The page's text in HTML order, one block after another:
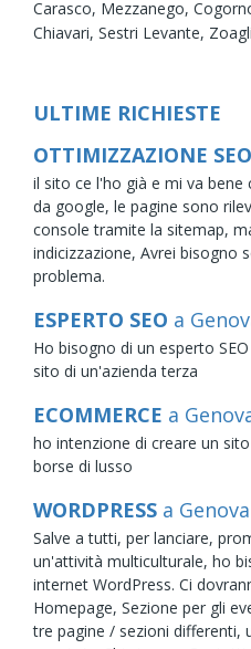
Carasco, Mezzanego,
Chiavari, Sestri Levante,
ULTIME RICHIESTE
OTTIMIZZAZIONE SEO
il sito ce l'ho già e mi va
da google, le pagine sono
console tramite la sitemap,
indicizzazione, Avrei bisogno
problema.
ESPERTO SEO a
Ho bisogno di un esperto
sito di un'azienda terza
ECOMMERCE a
ho intenzione di creare un
borse di lusso
WORDPRESS a Genova
Salve a tutti, per lanciare,
un'attività multiculturale, ho
internet WordPress. Ci
Homepage, Sezione per gli
tre pagine / sezioni differenti,